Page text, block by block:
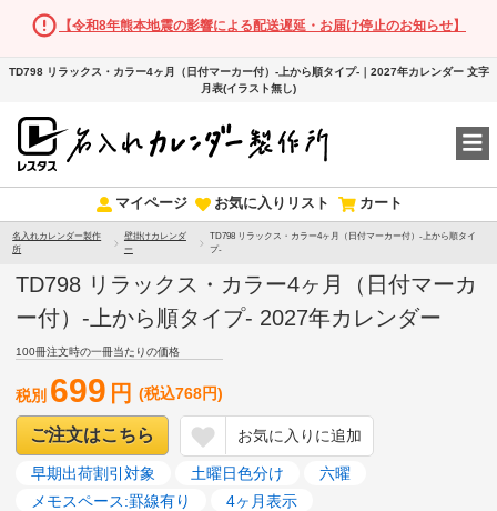
【令和8年熊本地震の影響による配送遅延・お届け停止のお知らせ】
TD798 リラックス・カラー4ヶ月（日付マーカー付）-上から順タイプ-｜2027年カレンダー 文字
月表(イラスト無し)
マイページ お気に入りリスト カート
名入れカレンダー製作
所
壁掛けカレンダ
ー
TD798 リラックス・カラー4ヶ月（日付マーカー付）-上から順タイ
プ-
TD798 リラックス・カラー4ヶ月（日付マーカ
ー付）-上から順タイプ- 2027年カレンダー
100冊注文時の一冊当たりの価格
税別 699 円 (税込768円)
ご注文はこちら お気に入りに追加
早期出荷割引対象 土曜日色分け
六曜
メモスペース:罫線有り
4ヶ月表示